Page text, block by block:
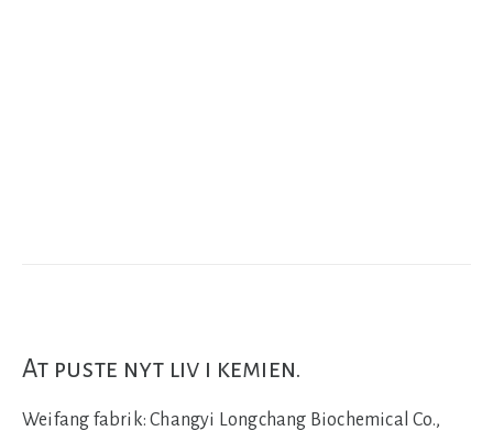
At puste nyt liv i kemien.
Weifang fabrik: Changyi Longchang Biochemical Co.,